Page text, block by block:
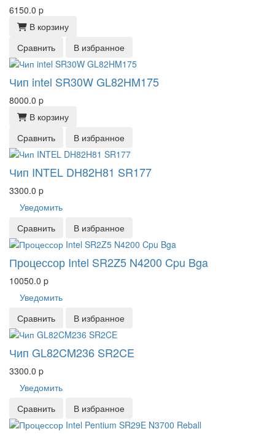
6150.0 p
В корзину
Сравнить
В избранное
Чип intel SR30W GL82HM175
8000.0 p
В корзину
Сравнить
В избранное
Чип INTEL DH82H81 SR177
3300.0 p
Уведомить
Сравнить
В избранное
Процессор Intel SR2Z5 N4200 Cpu Bga
10050.0 p
Уведомить
Сравнить
В избранное
Чип GL82CM236 SR2CE
3300.0 p
Уведомить
Сравнить
В избранное